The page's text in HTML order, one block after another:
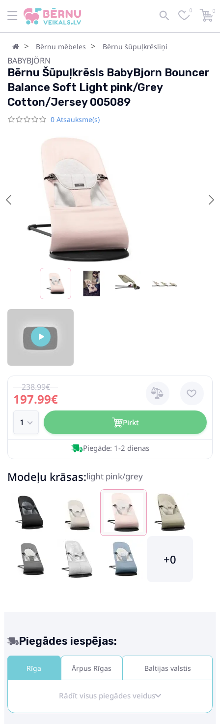
0 0
Bērnu mēbeles Bērnu šūpuļkrēsliņi
BABYBJÖRN
Bērnu Šūpuļkrēsls BabyBjorn Bouncer
Balance Soft Light pink/Grey
Cotton/Jersey 005089
0 Atsauksme(s)
197.99€
238.99€
Pirkt
Piegāde: 1-2 dienas
Modeļu krāsas:light pink/grey
+0
Piegādes iespējas:
Rīga Ārpus Rīgas Baltijas valstis
Rādīt visus piegādes veidus